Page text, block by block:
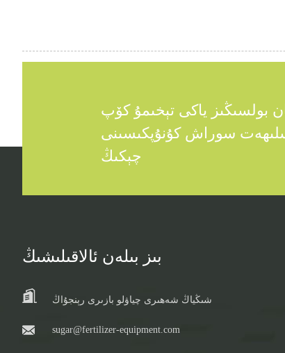
بولسىڭىز ياكى تېخىمۇ كۆپ
سوراش كۇنۇپكىسىنى
چېكىڭ
بىز بىلەن ئالاقىلىشىڭ
شىڭياڭ شەھىرى چياۋلو بازىرى رېنجۇاڭ
sugar@fertilizer-equipment.com